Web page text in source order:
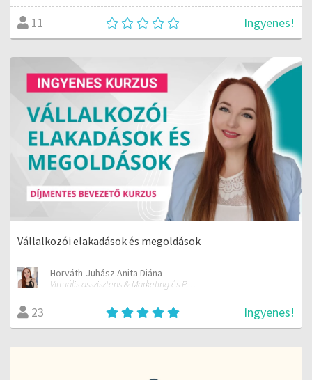
11 Ingyenes!
Vállalkozói elakadások és megoldások
Horváth-Juhász Anita Diána
Virtuális asszisztens & Marketing és PR szakember
23 Ingyenes!